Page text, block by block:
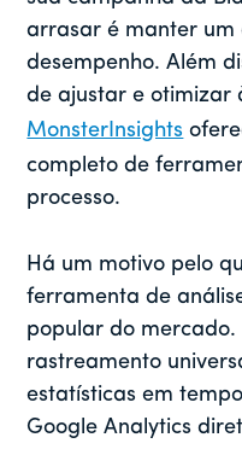
arrasar é manter um
desempenho. Além
de ajustar e otimizar
MonsterInsights
completo de
processo.
Há um motivo pelo
ferramenta de
popular do mercado.
rastreamento
estatísticas em
Google Analytics